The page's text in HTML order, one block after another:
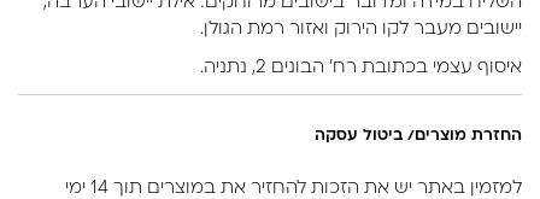
יישובים מעבר לקו הירוק ואזור רמת הגולן.
איסוף עצמי בכתובת רח’ הבונים 2, נתניה.
החזרת מוצרים/ ביטול עסקה
למזמין באתר יש את הזכות להחזיר את במוצרים תוך 14 ימי